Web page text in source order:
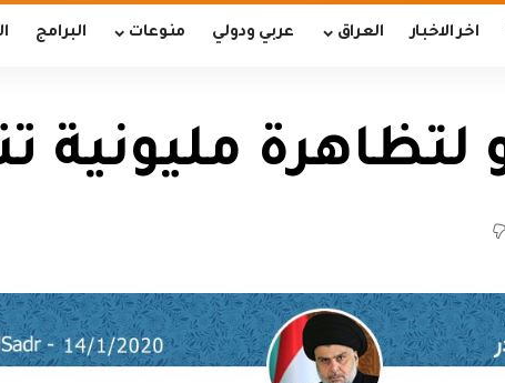
اخر الاخبار العراق عربي ودولي منوعات البرامج
مليونية